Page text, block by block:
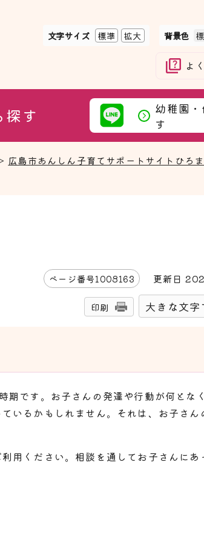
文字サイズ 標準 拡大 背景色
よ
す
幼稚園
す
広島市あんしん子育てサポートサイトひろ
ページ番号1008163 更新日
印刷 大きな文字
期です。お子さんの発達や行動が何とな
いるかもしれません。それは、お子さん
用ください。相談を通してお子さんにあ